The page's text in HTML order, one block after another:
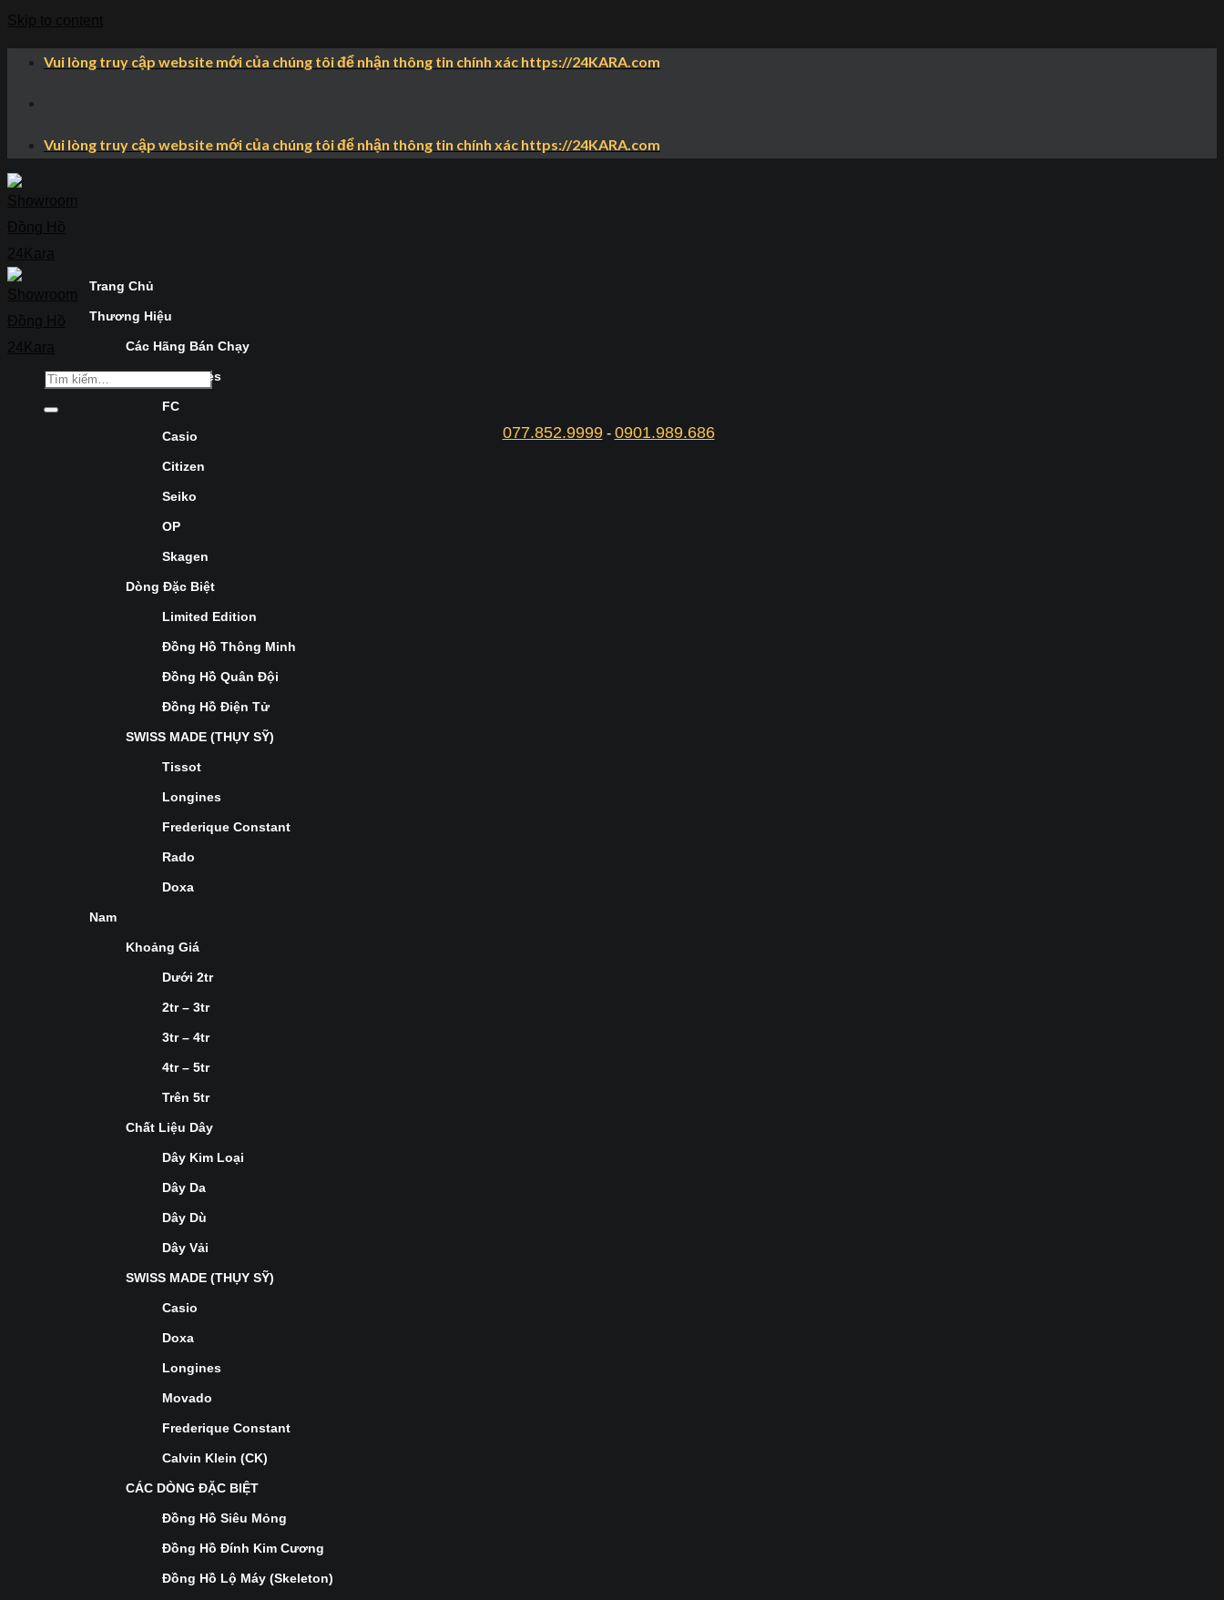
Vui lòng truy cập website mới của chúng tôi để nhận thông tin chính xác https://24KARA.com
Vui lòng truy cập website mới của chúng tôi để nhận thông tin chính xác https://24KARA.com
077.852.9999- 0901.989.686
Trang Chủ
Thương Hiệu
Các Hãng Bán Chạy
Longines
FC
Casio
Citizen
Seiko
OP
Skagen
Dòng Đặc Biệt
Limited Edition
Đồng Hồ Thông Minh
Đồng Hồ Quân Đội
Đồng Hồ Điện Tử
SWISS MADE (THỤY SỸ)
Tissot
Longines
Frederique Constant
Rado
Doxa
Nam
Khoảng Giá
Dưới 2tr
2tr – 3tr
3tr – 4tr
4tr – 5tr
Trên 5tr
Chất Liệu Dây
Dây Kim Loại
Dây Da
Dây Dù
Dây Vải
SWISS MADE (THỤY SỸ)
Casio
Doxa
Longines
Movado
Frederique Constant
Calvin Klein (CK)
CÁC DÒNG ĐẶC BIỆT
Đồng Hồ Siêu Mỏng
Đồng Hồ Đính Kim Cương
Đồng Hồ Lộ Máy (Skeleton)